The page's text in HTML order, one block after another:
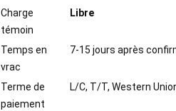
Charge
témoin
Libre
Temps en
vrac
7-15 jours après
Terme de
paiement
L/C, T/T, Western